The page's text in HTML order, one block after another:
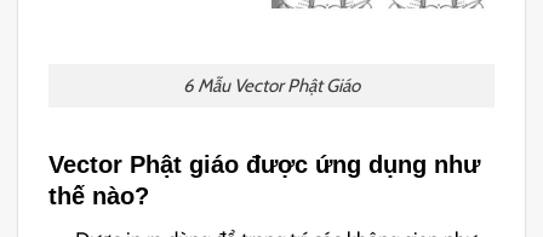
6 Mẫu Vector Phật Giáo
Vector Phật giáo được ứng dụng như
thế nào?